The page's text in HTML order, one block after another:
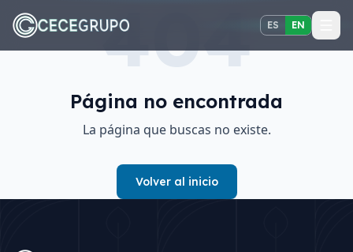
principal
ES EN
404
Página no encontrada
La página que buscas no existe.
Volver al inicio